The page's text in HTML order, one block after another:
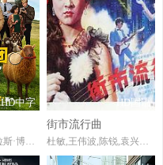
HD中字
休·杰克曼/尼可拉斯·博朗/尼古拉斯·加利齐纳/莫莉·戈登/茱莉亚·路易斯-德瑞弗斯/克里斯·奥多德/布莱恩·克兰斯顿/帕特里克·斯图尔特/雷吉娜·赫尔/贝拉·拉姆齐/瑞斯·达比/布雷特·戈德斯坦/艾玛·汤普森/周洪/康勒斯·希尔/托辛·科尔/寇布勒·霍尔德布鲁克-史密斯/曼蒂普·迪伦/詹姆斯·赖特/乔治·哈里斯/斯特拉·斯托克尔/本·优素福/乔舒亚·希尔
HD国语
街市流行曲
杜敏,王伟波,陈锐,袁兴哲,黄锦裳,钟国仁,吴歧,孙业娜,徐东方,覃海山,覃飞维,周文琼,雪影鸾,陈虹,徐金